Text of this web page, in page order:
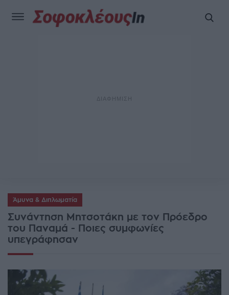
Άμυνα & Διπλωματία
Συνάντηση Μητσοτάκη με τον Πρόεδρο
του Παναμά - Ποιες συμφωνίες
υπεγράφησαν